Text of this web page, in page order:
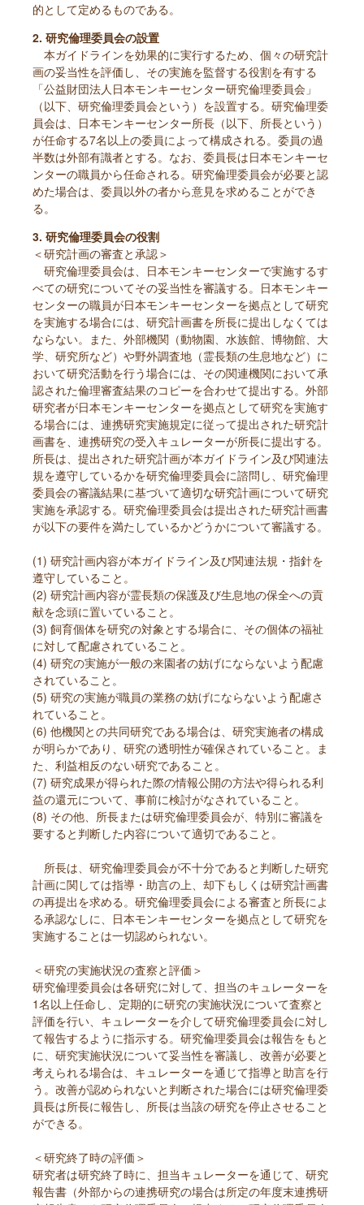
的として定めるものである。
2. 研究倫理委員会の設置
本ガイドラインを効果的に実行するため、個々の研究計
画の妥当性を評価し、その実施を監督する役割を有する
「公益財団法人日本モンキーセンター研究倫理委員会」
（以下、研究倫理委員会という）を設置する。研究倫理委
員会は、日本モンキーセンター所長（以下、所長という）
が任命する7名以上の委員によって構成される。委員の過
半数は外部有識者とする。なお、委員長は日本モンキーセ
ンターの職員から任命される。研究倫理委員会が必要と認
めた場合は、委員以外の者から意見を求めることができ
る。
3. 研究倫理委員会の役割
＜研究計画の審査と承認＞
研究倫理委員会は、日本モンキーセンターで実施するす
べての研究についてその妥当性を審議する。日本モンキー
センターの職員が日本モンキーセンターを拠点として研究
を実施する場合には、研究計画書を所長に提出しなくては
ならない。また、外部機関（動物園、水族館、博物館、大
学、研究所など）や野外調査地（霊長類の生息地など）に
おいて研究活動を行う場合には、その関連機関において承
認された倫理審査結果のコピーを合わせて提出する。外部
研究者が日本モンキーセンターを拠点として研究を実施す
る場合には、連携研究実施規定に従って提出された研究計
画書を、連携研究の受入キュレーターが所長に提出する。
所長は、提出された研究計画が本ガイドライン及び関連法
規を遵守しているかを研究倫理委員会に諮問し、研究倫理
委員会の審議結果に基づいて適切な研究計画について研究
実施を承認する。研究倫理委員会は提出された研究計画書
が以下の要件を満たしているかどうかについて審議する。
(1) 研究計画内容が本ガイドライン及び関連法規・指針を
遵守していること。
(2) 研究計画内容が霊長類の保護及び生息地の保全への貢
献を念頭に置いていること。
(3) 飼育個体を研究の対象とする場合に、その個体の福祉
に対して配慮されていること。
(4) 研究の実施が一般の来園者の妨げにならないよう配慮
されていること。
(5) 研究の実施が職員の業務の妨げにならないよう配慮さ
れていること。
(6) 他機関との共同研究である場合は、研究実施者の構成
が明らかであり、研究の透明性が確保されていること。ま
た、利益相反のない研究であること。
(7) 研究成果が得られた際の情報公開の方法や得られる利
益の還元について、事前に検討がなされていること。
(8) その他、所長または研究倫理委員会が、特別に審議を
要すると判断した内容について適切であること。
所長は、研究倫理委員会が不十分であると判断した研究
計画に関しては指導・助言の上、却下もしくは研究計画書
の再提出を求める。研究倫理委員会による審査と所長によ
る承認なしに、日本モンキーセンターを拠点として研究を
実施することは一切認められない。
＜研究の実施状況の査察と評価＞
研究倫理委員会は各研究に対して、担当のキュレーターを
1名以上任命し、定期的に研究の実施状況について査察と
評価を行い、キュレーターを介して研究倫理委員会に対し
て報告するように指示する。研究倫理委員会は報告をもと
に、研究実施状況について妥当性を審議し、改善が必要と
考えられる場合は、キュレーターを通じて指導と助言を行
う。改善が認められないと判断された場合には研究倫理委
員長は所長に報告し、所長は当該の研究を停止させること
ができる。
＜研究終了時の評価＞
研究者は研究終了時に、担当キュレーターを通じて、研究
報告書（外部からの連携研究の場合は所定の年度末連携研